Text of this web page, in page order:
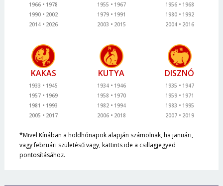
1966
1978
1990
2002
2014
2026
1955
1967
1979
1991
2003
2015
1956
1968
1980
1992
2004
2016
KAKAS
1933
1945
1957
1969
1981
1993
2005
2017
KUTYA
1934
1946
1958
1970
1982
1994
2006
2018
DISZNÓ
1935
1947
1959
1971
1983
1995
2007
2019
*Mivel Kínában a holdhónapok alapján számolnak, ha januári,
vagy februári születésű vagy, kattints ide a csillagjegyed
pontosításához.